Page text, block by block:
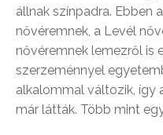
állnak színpadra. Ebben
nővéremnek, a Levél
nővéremnek lemezről is
szerzeménnyel
alkalommal változik, így
már látták. Több mint